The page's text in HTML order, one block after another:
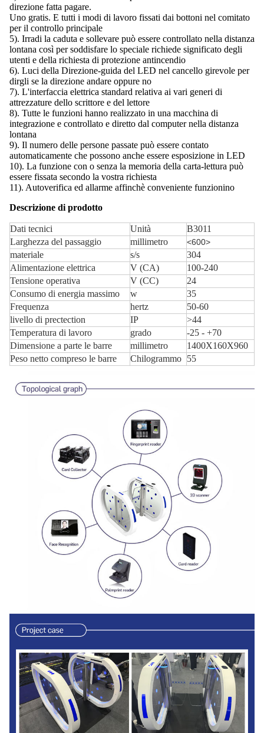
direzione fatta pagare.
Uno gratis. E tutti i modi di lavoro fissati dai bottoni nel comitato
per il controllo principale
5). Irradi la caduta e sollevare può essere controllato nella distanza
lontana così per soddisfare lo speciale richiede significato degli
utenti e della richiesta di protezione antincendio
6). Luci della Direzione-guida del LED nel cancello girevole per
dirgli se la direzione andare oppure no
7). L'interfaccia elettrica standard relativa ai vari generi di
attrezzature dello scrittore e del lettore
8). Tutte le funzioni hanno realizzato in una macchina di
integrazione e controllato e diretto dal computer nella distanza
lontana
9). Il numero delle persone passate può essere contato
automaticamente che possono anche essere esposizione in LED
10). La funzione con o senza la memoria della carta-lettura può
essere fissata secondo la vostra richiesta
11). Autoverifica ed allarme affinchè conveniente funzionino
Descrizione di prodotto
Dati tecnici Unità
B3011
Larghezza del passaggio
millimetro <600>
materiale s/s
304
Alimentazione elettrica
V (CA)
100-240
Tensione operativa
V (CC)
24
Consumo di energia massimo
w
35
Frequenza
hertz
50-60
livello di prectection
IP
>44
Temperatura di lavoro
grado
-25 - +70
Dimensione a parte le barre
millimetro
1400X160X960
Peso netto compreso le barre
Chilogrammo 55